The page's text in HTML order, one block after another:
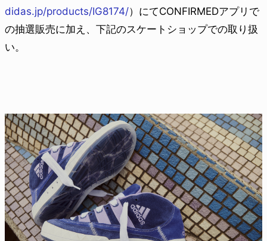
didas.jp/products/IG8174/）にてCONFIRMEDアプリで
の抽選販売に加え、下記のスケートショップでの取り扱
い。